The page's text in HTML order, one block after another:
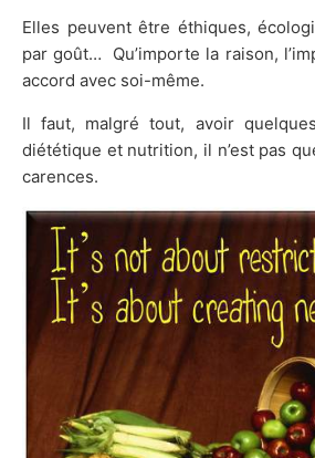
Elles peuvent être éthiques,
par goût… Qu’importe la raison,
accord avec soi-même.
Il faut, malgré tout, avoir
diététique et nutrition, il n’est pas
carences.